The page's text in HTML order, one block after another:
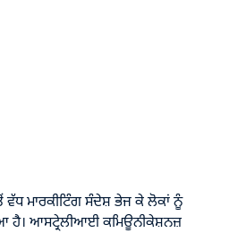
ਮਾਰਕੀਟਿੰਗ ਸੰਦੇਸ਼ ਭੇਜ ਕੇ ਲੋਕਾਂ ਨੂੰ
ਹੈ। ਆਸਟ੍ਰੇਲੀਆਈ ਕਮਿਊਨੀਕੇਸ਼ਨਜ਼